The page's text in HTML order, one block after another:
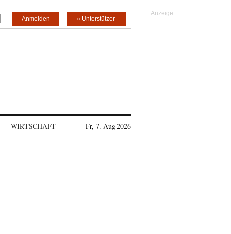
» Unterstützen
Anmelden
WIRTSCHAFT Fr, 7. Aug 2026